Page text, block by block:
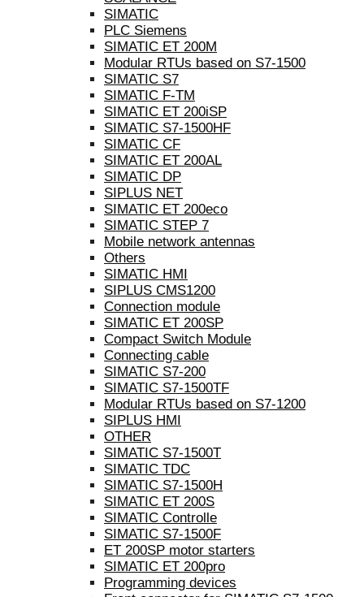
SIMATIC
PLC Siemens
SIMATIC ET 200M
Modular RTUs based on S7-1500
SIMATIC S7
SIMATIC F-TM
SIMATIC ET 200iSP
SIMATIC S7-1500HF
SIMATIC CF
SIMATIC ET 200AL
SIMATIC DP
SIPLUS NET
SIMATIC ET 200eco
SIMATIC STEP 7
Mobile network antennas
Others
SIMATIC HMI
SIPLUS CMS1200
Connection module
SIMATIC ET 200SP
Compact Switch Module
Connecting cable
SIMATIC S7-200
SIMATIC S7-1500TF
Modular RTUs based on S7-1200
SIPLUS HMI
OTHER
SIMATIC S7-1500T
SIMATIC TDC
SIMATIC S7-1500H
SIMATIC ET 200S
SIMATIC Controlle
SIMATIC S7-1500F
ET 200SP motor starters
SIMATIC ET 200pro
Programming devices